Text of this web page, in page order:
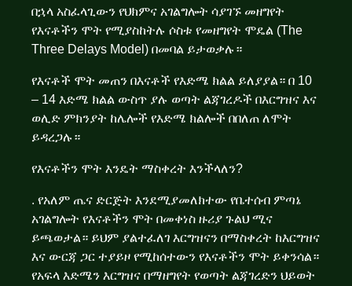
በኋላ አስፈላጊውን የህክምና አገልግሎት ሳያገኙ መዘግየት
የእናቶችን ሞት የሚያስከትሉ ሶስቱ የመዘግየት ሞዴል (The
Three Delays Model) በመባል ይታወቃሉ።
የእናቶች ሞት መጠን በእናቶች የእድሜ ክልል ይለያያል። በ 10
– 14 እድሜ ክልል ውስጥ ያሉ ወጣት ልጃገረዶች በእርግዝና እና
ወሊድ ምክንያት ከሌሎች የእድሜ ክልሎች በበለጠ ለሞት
ይዳረጋሉ።
የእናቶችን ሞት እንዴት ማስቀረት እንችላለን?
. የአለም ጤና ድርጅት እንደሚያመለክተው የቤተሰብ ምጣኔ
አገልግሎት የእናቶችን ሞት በመቀነስ ዙሪያ ጉልህ ሚና
ይጫወታል። ይህም ያልተፈለገ እርግዝናን በማስቀረት ከእርግዝና
እና ውርጃ ጋር ተያይዞ የሚከሰተውን የእናቶችን ሞት ይቀንሳል።
የአፍላ እድሜን እርግዝና በማዘግየት የወጣት ልጃገረድን ህይወት